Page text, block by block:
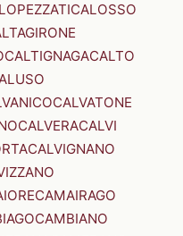
CALOSSO
CALTIGNAGACALTO
CALVATONE
CALVERACALVI
CALVIGNANO
CAMAIRAGO
CAMBIANO